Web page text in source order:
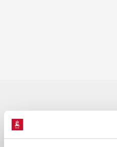
Les også